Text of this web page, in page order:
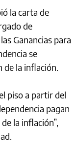
la carta de
de
Ganancias para
se
de la inflación.
piso a partir del
pagan
la inflación”,